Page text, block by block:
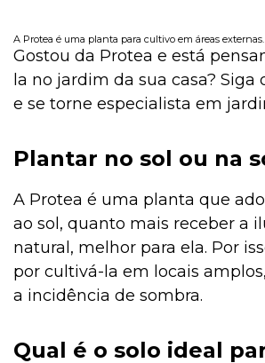
A Protea é uma planta para cultivo em áreas externas.
Gostou da Protea e está
la no jardim da sua casa? Siga
e se torne especialista em
Plantar no sol ou na
A Protea é uma planta que
ao sol, quanto mais receber a
natural, melhor para ela. Por
por cultivá-la em locais
a incidência de sombra.
Qual é o solo ideal